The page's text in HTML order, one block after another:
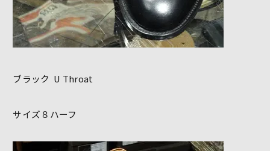
ブラック U Throat
サイズ８ハーフ